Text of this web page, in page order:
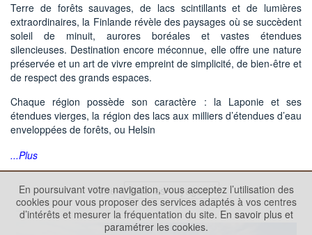
Terre de forêts sauvages, de lacs scintillants et de lumières
extraordinaires, la Finlande révèle des paysages où se succèdent
soleil de minuit, aurores boréales et vastes étendues
silencieuses. Destination encore méconnue, elle offre une nature
préservée et un art de vivre empreint de simplicité, de bien-être et
de respect des grands espaces.
Chaque région possède son caractère : la Laponie et ses
étendues vierges, la région des lacs aux milliers d’étendues d’eau
enveloppées de forêts, ou Helsin
...Plus
Filtre
En poursuivant votre navigation, vous acceptez l’utilisation des
cookies pour vous proposer des services adaptés à vos centres
d’intérêts et mesurer la fréquentation du site. En savoir plus et
paramétrer les cookies.